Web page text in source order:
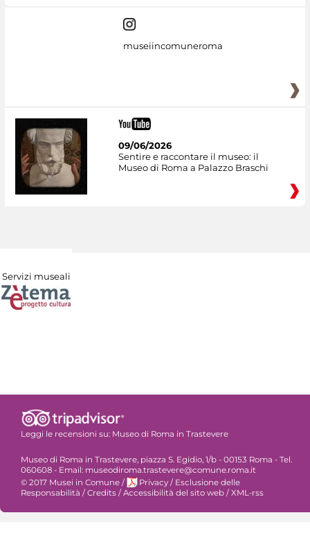
museiincomuneroma
09/06/2026
Sentire e raccontare il museo: il
Museo di Roma a Palazzo Braschi
Servizi museali
Leggi le recensioni su: Museo di Roma in Trastevere
Museo di Roma in Trastevere, piazza S. Egidio, 1/b - 00153 Roma - Tel.
060608 - Email: museodiroma.trastevere@comune.roma.it
© 2017 Musei in Comune / Privacy / Esclusione delle
Responsabilità / Credits / Accessibilità del sito web / XML-rss